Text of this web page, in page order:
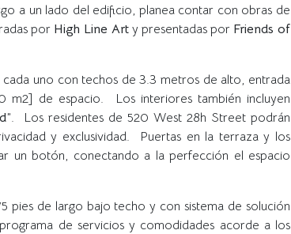
a un lado del edificio, planea contar con obras de
por High Line Arty presentadas por Friends of
uno con techos de 3.3 metros de alto, entrada
m2] de espacio. Los interiores también incluyen
”. Los residentes de 520 West 28h Street podrán
y exclusividad. Puertas en la terraza y los
un botón, conectando a la perfección el espacio
pies de largo bajo techo y con sistema de solución
de servicios y comodidades acorde a los